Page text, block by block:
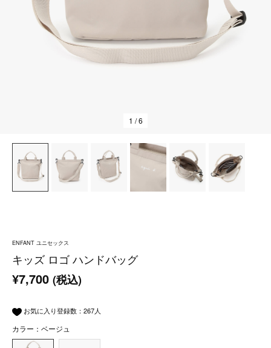
1 / 6
ENFANT ユニセックス
キッズ ロゴ ハンドバッグ
¥7,700 (税込)
お気に入り登録数： 267人
カラー：ベージュ